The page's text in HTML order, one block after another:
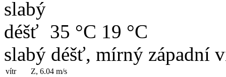
35 °C 19 °C
slabý déšť, mírný západní
vítr Z, 6.04 m/s